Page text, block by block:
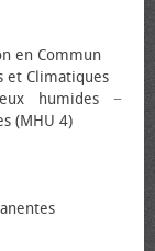
en Commun
et Climatiques
humides −
(MHU 4)